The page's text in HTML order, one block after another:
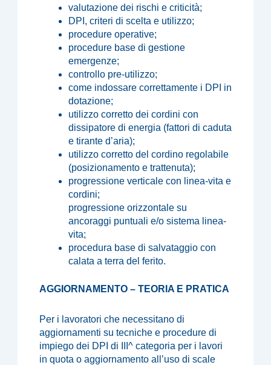
valutazione dei rischi e criticità;
DPI, criteri di scelta e utilizzo;
procedure operative;
procedure base di gestione
emergenze;
controllo pre-utilizzo;
come indossare correttamente i DPI in
dotazione;
utilizzo corretto dei cordini con
dissipatore di energia (fattori di caduta
e tirante d’aria);
utilizzo corretto del cordino regolabile
(posizionamento e trattenuta);
progressione verticale con linea-vita e
cordini;
progressione orizzontale su
ancoraggi puntuali e/o sistema linea-
vita;
procedura base di salvataggio con
calata a terra del ferito.
AGGIORNAMENTO – TEORIA E PRATICA
Per i lavoratori che necessitano di
aggiornamenti su tecniche e procedure di
impiego dei DPI di III^ categoria per i lavori
in quota o aggiornamento all’uso di scale